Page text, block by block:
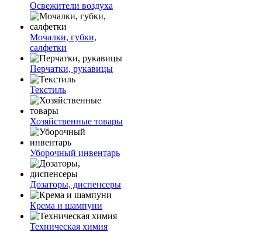
Освежители воздуха
Мочалки, губки,
салфетки
Перчатки, рукавицы
Текстиль
Хозяйственные товары
Уборочный инвентарь
Дозаторы, диспенсеры
Крема и шампуни
Техническая химия